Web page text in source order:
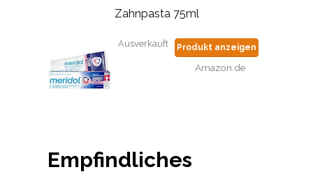
Zahnpasta 75ml
Ausverkauft Produkt anzeigen
Amazon.de
Empfindliches